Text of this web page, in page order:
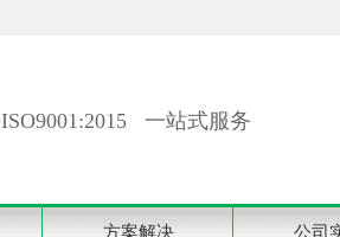
ISO9001:2015 一站式服务
方案解决 公司